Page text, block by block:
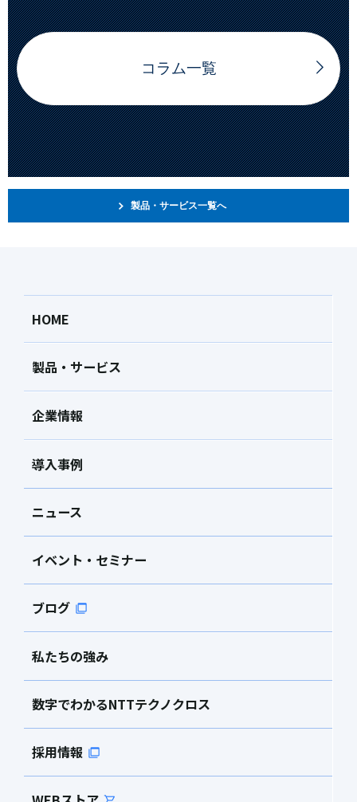
コラム一覧
製品・サービス一覧へ
HOME
製品・サービス
企業情報
導入事例
ニュース
イベント・セミナー
ブログ
私たちの強み
数字でわかるNTTテクノクロス
採用情報